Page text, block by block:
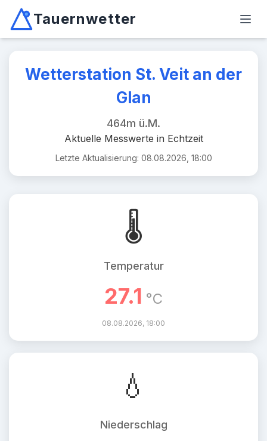
Tauernwetter
Unabhängiger Wetterdienst für Kärnten, Osttirol &
Wetterstation St. Veit an der
Glan
464m ü.M.
Aktuelle Messwerte in Echtzeit
Letzte Aktualisierung: 08.08.2026, 18:00
🌡️
Temperatur
27.1 °C
08.08.2026, 18:00
💧
Niederschlag